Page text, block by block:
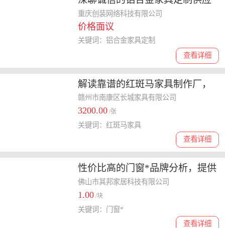
商，实力强的厂家哪家性价比高
重庆创装网络科技有限公司
价格面议
查看详细
关键词：铝合金家具定制
解读靠谱的红斑马家具制作厂，
如何选择适合的品牌
赣州市南康区长城家具有限公司
3200.00 /张
查看详细
关键词：红斑马家具
性价比高的门窗*品牌分析，提供
数智化管理工具，怎么选择
佛山市其邦家居科技有限公司
1.00 /块
查看详细
关键词：门窗*